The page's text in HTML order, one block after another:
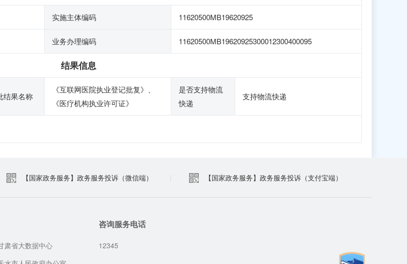
实施主体编码 11620500MB19620925
业务办理编码 11620500MB19620925300012300400095
结果信息
结果名称
《互联网医院执业登记批复》、
《医疗机构执业许可证》
是否支持物流
快递
支持物流快递
【国家政务服务】政务服务投诉（微信端） 【国家政务服务】政务服务投诉（支付宝端）
肃省大数据中心
咨询服务电话
12345